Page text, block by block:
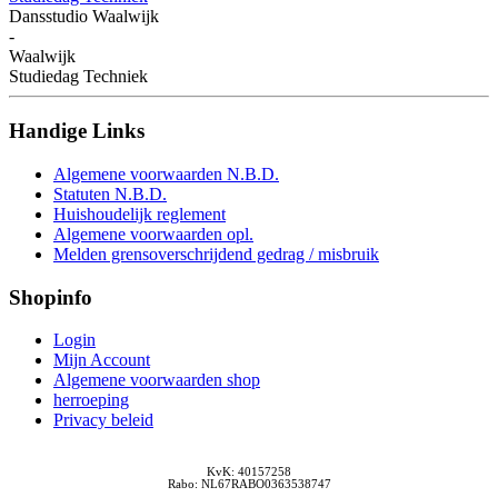
Dansstudio Waalwijk
-
Waalwijk
Studiedag Techniek
Handige Links
Algemene voorwaarden N.B.D.
Statuten N.B.D.
Huishoudelijk reglement
Algemene voorwaarden opl.
Melden grensoverschrijdend gedrag / misbruik
Shopinfo
Login
Mijn Account
Algemene voorwaarden shop
herroeping
Privacy beleid
KvK: 40157258
Rabo: NL67RABO0363538747